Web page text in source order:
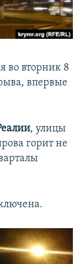
во вторник 8
впервые
, улицы
горит не